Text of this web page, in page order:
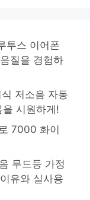
투스 이어폰
질을 경험하
저소음 자동
시원하게!
7000 화이
무드등 가정
유와 실사용